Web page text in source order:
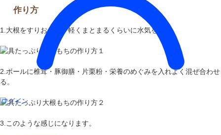
ログイン
作り方
1.大根をすりおろし、軽くまとまるくらいに水気を絞る。
2.ボールに椎茸・豚御膳・片栗粉・栄養のめぐみを入れよく混ぜ合わせ
る。
3.このような感じになります。